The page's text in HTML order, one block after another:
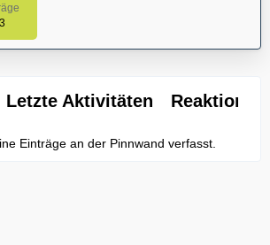
Letzte Aktivitäten Reaktionen
Einträge an der Pinnwand verfasst.